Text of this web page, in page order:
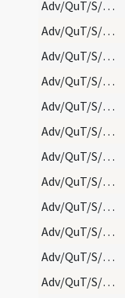
Adv/QuT/S/M2/Mass Propers/4
Adv/QuT/S/M2/Mass Propers/4
Adv/QuT/S/M2/Mass Propers/4
Adv/QuT/S/M2/Mass Propers/4
Adv/QuT/S/M2/Mass Propers/5
Adv/QuT/S/M2/Mass Propers/5
Adv/QuT/S/M2/Mass Propers
Adv/QuT/S/M2/Mass Propers
Adv/QuT/S/M2/Mass Propers
Adv/QuT/S/M2/Mass Propers
Adv/QuT/S/M2/Mass Propers
Adv/QuT/S/M2/Mass Propers